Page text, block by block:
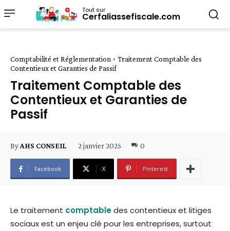
Tout sur
Cerfaliassefiscale.com
Comptabilité et Réglementation
Traitement Comptable des
Contentieux et Garanties de Passif
Traitement Comptable des
Contentieux et Garanties de
Passif
ByAHS CONSEIL 2 janvier 2025 0
Facebook X Pinterest
Le traitement comptabledes contentieux et litiges
sociaux est un enjeu clé pour les entreprises, surtout